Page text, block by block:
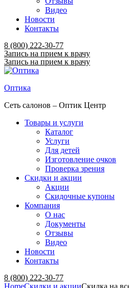
Видео
Новости
Контакты
Menu
8 (800) 222-30-77
Запись на прием к врачу
Запись на прием к врачу
Оптика
Сеть салонов – Оптик Центр
Товары и услуги
Каталог
Услуги
Для детей
Изготовление очков
Проверка зрения
Скидки и акции
Акции
Скидочные купоны
Компания
О нас
Документы
Отзывы
Видео
Новости
Контакты
Menu
8 (800) 222-30-77
HomeСкидки и акцииCкидка на